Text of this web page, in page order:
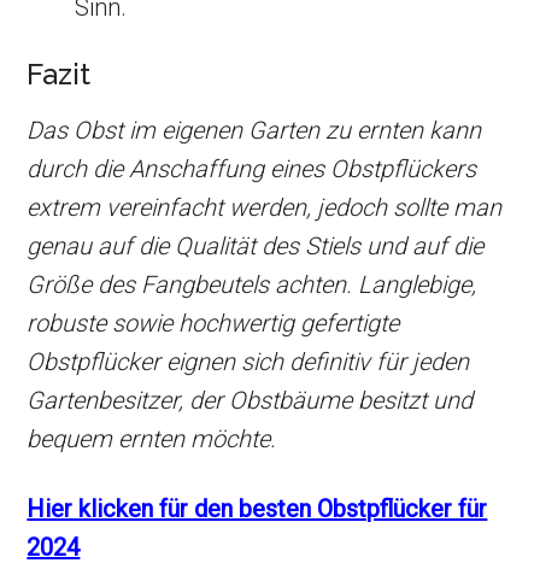
Sinn.
Fazit
Das Obst im eigenen Garten zu ernten kann
durch die Anschaffung eines Obstpflückers
extrem vereinfacht werden, jedoch sollte man
genau auf die Qualität des Stiels und auf die
Größe des Fangbeutels achten. Langlebige,
robuste sowie hochwertig gefertigte
Obstpflücker eignen sich definitiv für jeden
Gartenbesitzer, der Obstbäume besitzt und
bequem ernten möchte.
Hier klicken für den besten Obstpflücker für
2024